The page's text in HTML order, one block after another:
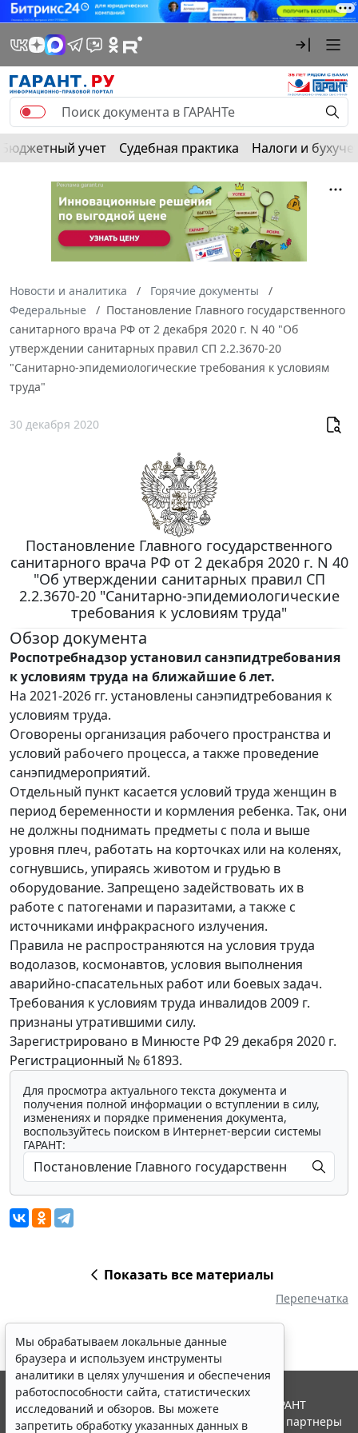
Бюджетный учет Судебная практика Налоги и
Новости и аналитика
Горячие документы
Федеральные
Постановление Главного государственного
санитарного врача РФ от 2 декабря 2020 г. N 40 "Об
утверждении санитарных правил СП 2.2.3670-20
"Санитарно-эпидемиологические требования к условиям
труда"
30 декабря 2020
Постановление Главного государственного
санитарного врача РФ от 2 декабря 2020 г. N 40
"Об утверждении санитарных правил СП
2.2.3670-20 "Санитарно-эпидемиологические
требования к условиям труда"
Обзор документа
Роспотребнадзор установил санэпидтребования
к условиям труда на ближайшие 6 лет.
На 2021-2026 гг. установлены санэпидтребования к
условиям труда.
Оговорены организация рабочего пространства и
условий рабочего процесса, а также проведение
санэпидмероприятий.
Отдельный пункт касается условий труда женщин в
период беременности и кормления ребенка. Так, они
не должны поднимать предметы с пола и выше
уровня плеч, работать на корточках или на коленях,
согнувшись, упираясь животом и грудью в
оборудование. Запрещено задействовать их в
работе с патогенами и паразитами, а также с
источниками инфракрасного излучения.
Правила не распространяются на условия труда
водолазов, космонавтов, условия выполнения
аварийно-спасательных работ или боевых задач.
Требования к условиям труда инвалидов 2009 г.
признаны утратившими силу.
Зарегистрировано в Минюсте РФ 29 декабря 2020 г.
Регистрационный № 61893.
Для просмотра актуального текста документа и
получения полной информации о вступлении в силу,
изменениях и порядке применения документа,
воспользуйтесь поиском в Интернет-версии системы
ГАРАНТ:
Показать все материалы
Перепечатка
Мы обрабатываем локальные данные
браузера и используем инструменты
аналитики в целях улучшения и обеспечения
работоспособности сайта, статистических
исследований и обзоров. Вы можете
запретить обработку указанных данных в
© ООО "НПП "ГАРАНТ-СЕРВИС", 2026. Система ГАРАНТ
выпускается с 1990 года. Компания "Гарант" и ее партнеры